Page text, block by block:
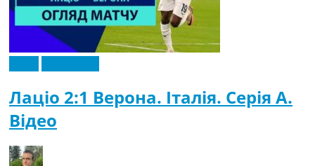
Лаціо 2:1 Верона. Італія. Серія A.
Відео